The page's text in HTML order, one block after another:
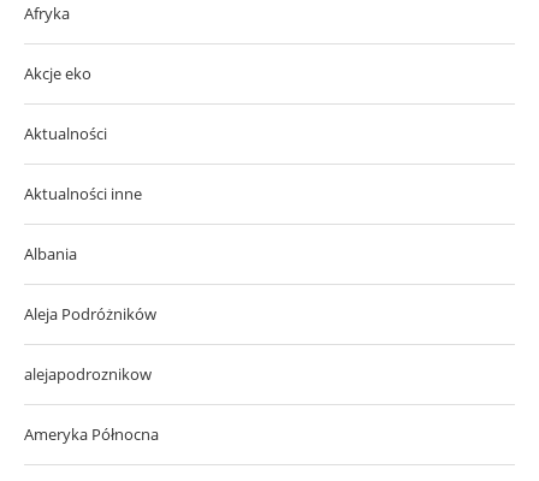
Afryka
Akcje eko
Aktualności
Aktualności inne
Albania
Aleja Podróżników
alejapodroznikow
Ameryka Północna